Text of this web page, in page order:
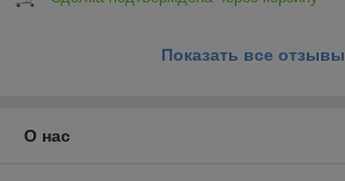
Показать все отзывы
О нас